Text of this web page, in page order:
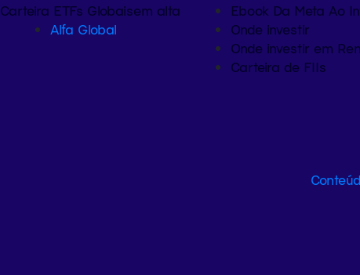
Carteira ETFs Globaisem alta
Alfa Global
Ebook Da Meta Ao
Onde investir
Onde investir em
Carteira de FIIs